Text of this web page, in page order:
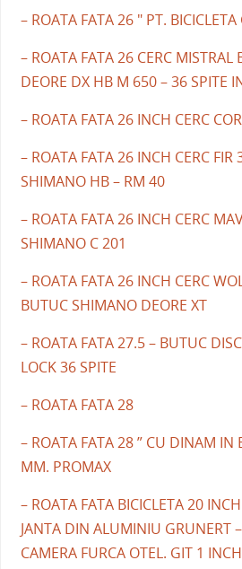
– ROATA FATA 26 " PT.
– ROATA FATA 26 CERC
DEORE DX HB M 650 – 36 SPITE
– ROATA FATA 26 INCH CERC
– ROATA FATA 26 INCH CERC FIR
SHIMANO HB – RM 40
– ROATA FATA 26 INCH CERC
SHIMANO C 201
– ROATA FATA 26 INCH CERC
BUTUC SHIMANO DEORE XT
– ROATA FATA 27.5 – BUTUC
LOCK 36 SPITE
– ROATA FATA 28
– ROATA FATA 28 ” CU DINAM IN
MM. PROMAX
– ROATA FATA BICICLETA 20
JANTA DIN ALUMINIU GRUNERT
CAMERA FURCA OTEL. GIT 1